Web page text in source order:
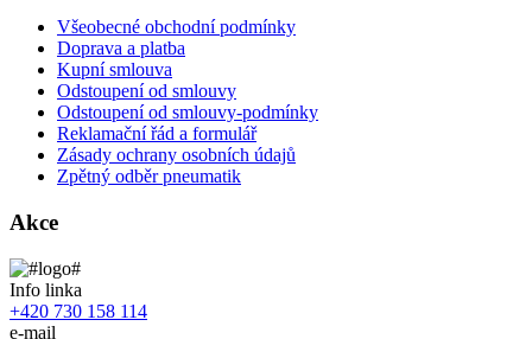
Všeobecné obchodní podmínky
Doprava a platba
Kupní smlouva
Odstoupení od smlouvy
Odstoupení od smlouvy-podmínky
Reklamační řád a formulář
Zásady ochrany osobních údajů
Zpětný odběr pneumatik
Akce
Info linka
+420 730 158 114
e-mail